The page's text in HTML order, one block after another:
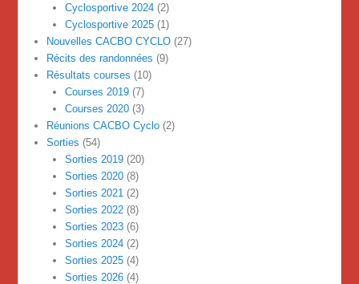
Cyclosportive 2024(2)
Cyclosportive 2025(1)
Nouvelles CACBO CYCLO (27)
Récits des randonnées (9)
Résultats courses (10)
Courses 2019(7)
Courses 2020(3)
Réunions CACBO Cyclo (2)
Sorties (54)
Sorties 2019(20)
Sorties 2020(8)
Sorties 2021 (2)
Sorties 2022(8)
Sorties 2023(6)
Sorties 2024(2)
Sorties 2025(4)
Sorties 2026(4)